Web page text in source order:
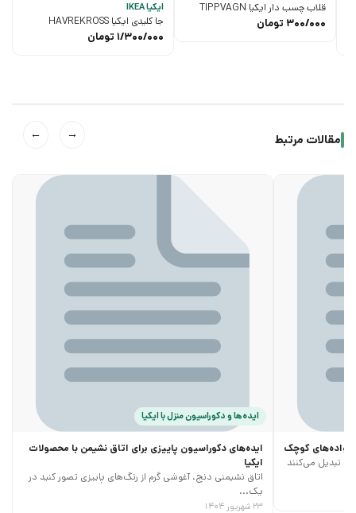
قلاب چسب دار ایکیا TIPPVAGN
300/000 تومان
ایکیا IKEA
جا کلیدی ایکیا HAVREKROSS
1/300/000 تومان
مقالات مرتبط →
←
کوچک
تبدیل می‌کنند
ایده‌ها و دکوراسیون منزل با ایکیا
ایده‌های دکوراسیون پاییزی برای اتاق نشیمن با محصولات
ایکیا
اتاق نشیمنی دنج، آغوشی گرم از رنگ‌های پاییزی تصور کنید در
یک...
۲۳ شهریور ۱۴۰۴